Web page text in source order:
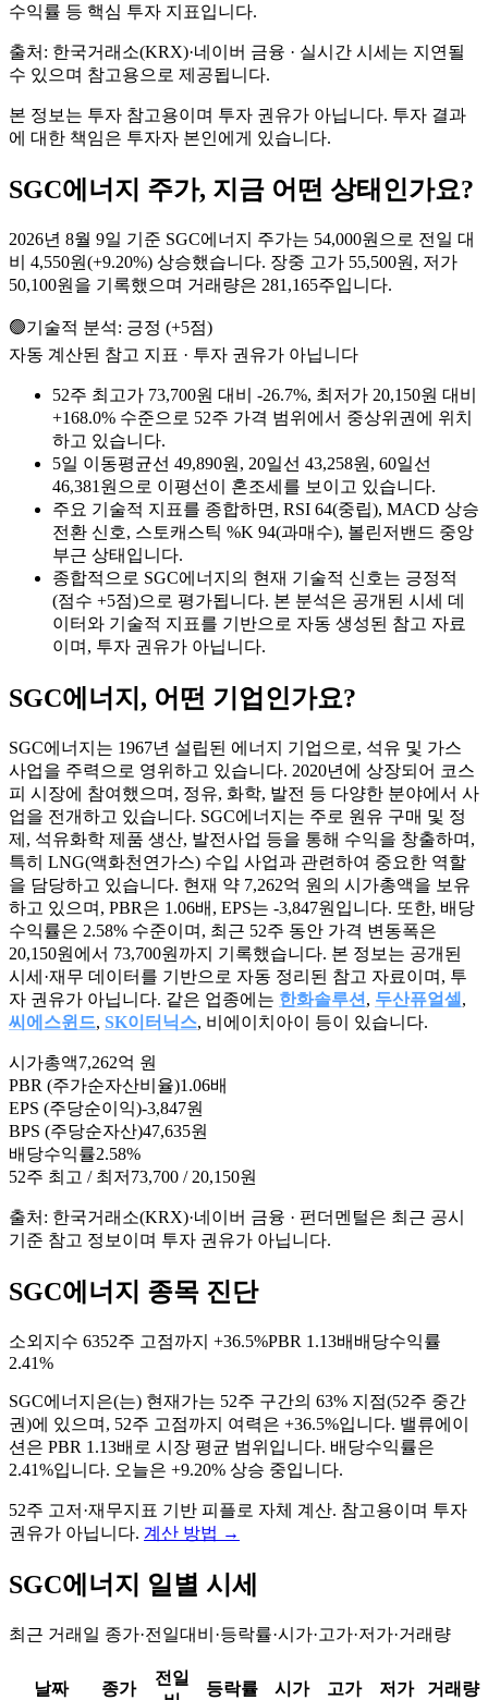
수익률 등 핵심 투자 지표입니다.
출처: 한국거래소(KRX)·네이버 금융 · 실시간 시세는 지연될
수 있으며 참고용으로 제공됩니다.
본 정보는 투자 참고용이며 투자 권유가 아닙니다. 투자 결과
에 대한 책임은 투자자 본인에게 있습니다.
SGC에너지 주가, 지금 어떤 상태인가요?
2026년 8월 9일 기준 SGC에너지 주가는 54,000원으로 전일 대
비 4,550원(+9.20%) 상승했습니다. 장중 고가 55,500원, 저가
50,100원을 기록했으며 거래량은 281,165주입니다.
🟢기술적 분석: 긍정 (+5점)
자동 계산된 참고 지표 · 투자 권유가 아닙니다
52주 최고가 73,700원 대비 -26.7%, 최저가 20,150원 대비
+168.0% 수준으로 52주 가격 범위에서 중상위권에 위치
하고 있습니다.
5일 이동평균선 49,890원, 20일선 43,258원, 60일선
46,381원으로 이평선이 혼조세를 보이고 있습니다.
주요 기술적 지표를 종합하면, RSI 64(중립), MACD 상승
전환 신호, 스토캐스틱 %K 94(과매수), 볼린저밴드 중앙
부근 상태입니다.
종합적으로 SGC에너지의 현재 기술적 신호는 긍정적
(점수 +5점)으로 평가됩니다. 본 분석은 공개된 시세 데
이터와 기술적 지표를 기반으로 자동 생성된 참고 자료
이며, 투자 권유가 아닙니다.
SGC에너지 , 어떤 기업인가요?
SGC에너지는 1967년 설립된 에너지 기업으로, 석유 및 가스
사업을 주력으로 영위하고 있습니다. 2020년에 상장되어 코스
피 시장에 참여했으며, 정유, 화학, 발전 등 다양한 분야에서 사
업을 전개하고 있습니다. SGC에너지는 주로 원유 구매 및 정
제, 석유화학 제품 생산, 발전사업 등을 통해 수익을 창출하며,
특히 LNG(액화천연가스) 수입 사업과 관련하여 중요한 역할
을 담당하고 있습니다. 현재 약 7,262억 원의 시가총액을 보유
하고 있으며, PBR은 1.06배, EPS는 -3,847원입니다. 또한, 배당
수익률은 2.58% 수준이며, 최근 52주 동안 가격 변동폭은
20,150원에서 73,700원까지 기록했습니다. 본 정보는 공개된
시세·재무 데이터를 기반으로 자동 정리된 참고 자료이며, 투
자 권유가 아닙니다. 같은 업종에는 한화솔루션 , 두산퓨얼셀 ,
씨에스윈드, SK이터닉스, 비에이치아이 등이 있습니다.
시가총액7,262억 원
PBR (주가순자산비율)1.06배
EPS (주당순이익)-3,847원
BPS (주당순자산)47,635원
배당수익률2.58%
52주 최고 / 최저 73,700 / 20,150원
출처: 한국거래소(KRX)·네이버 금융 · 펀더멘털은 최근 공시
기준 참고 정보이며 투자 권유가 아닙니다.
SGC에너지 종목 진단
소외지수 6352주 고점까지 +36.5%PBR 1.13배 배당수익률
2.41%
SGC에너지 은(는) 현재가는 52주 구간의 63% 지점(52주 중간
권)에 있으며, 52주 고점까지 여력은 +36.5%입니다. 밸류에이
션은 PBR 1.13배로 시장 평균 범위입니다. 배당수익률은
2.41%입니다. 오늘은 +9.20% 상승 중입니다.
52주 고저·재무지표 기반 피플로 자체 계산. 참고용이며 투자
권유가 아닙니다. 계산 방법 →
SGC에너지 일별 시세
최근 거래일 종가·전일대비·등락률·시가·고가·저가·거래량
날짜 종가
전일
등락률 시가 고가 저가 거래량